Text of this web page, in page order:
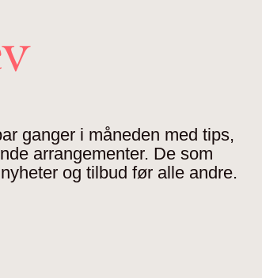
ganger i måneden med tips,
arrangementer. De som
og tilbud før alle andre.